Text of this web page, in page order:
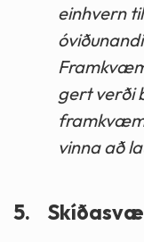
einhvern
gert verði
vinna að
5.